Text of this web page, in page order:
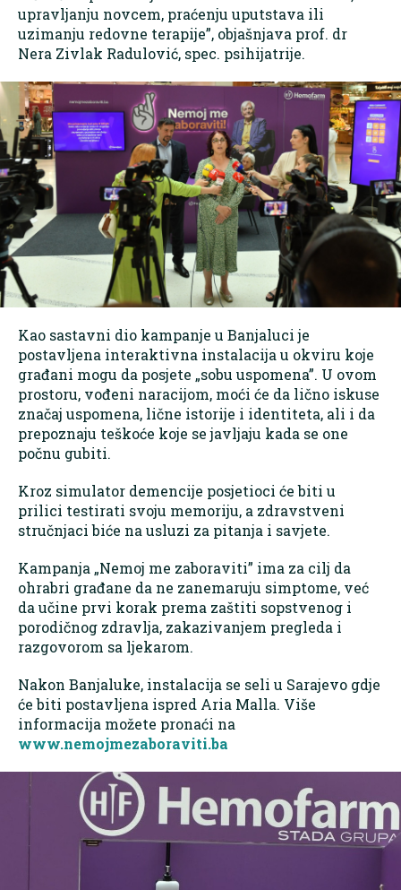
upravljanju novcem, praćenju uputstava ili
uzimanju redovne terapije”, objašnjava prof. dr
Nera Zivlak Radulović, spec. psihijatrije.
Kao sastavni dio kampanje u Banjaluci je
postavljena interaktivna instalacija u okviru koje
građani mogu da posjete „sobu uspomena”. U ovom
prostoru, vođeni naracijom, moći će da lično iskuse
značaj uspomena, lične istorije i identiteta, ali i da
prepoznaju teškoće koje se javljaju kada se one
počnu gubiti.
Kroz simulator demencije posjetioci će biti u
prilici testirati svoju memoriju, a zdravstveni
stručnjaci biće na usluzi za pitanja i savjete.
Kampanja „Nemoj me zaboraviti” ima za cilj da
ohrabri građane da ne zanemaruju simptome, već
da učine prvi korak prema zaštiti sopstvenog i
porodičnog zdravlja, zakazivanjem pregleda i
razgovorom sa ljekarom.
Nakon Banjaluke, instalacija se seli u Sarajevo gdje
će biti postavljena ispred Aria Malla. Više
informacija možete pronaći na
www.nemojmezaboraviti.ba